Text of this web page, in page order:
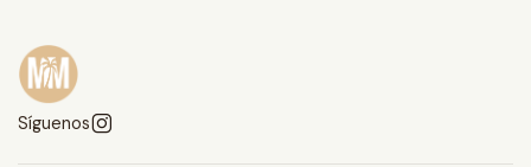
Síguenos